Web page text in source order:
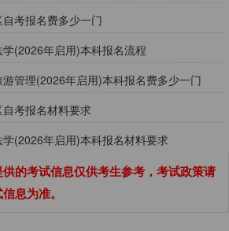
考报名费多少一门
(2026年启用)本科报名流程
管理(2026年启用)本科报名费多少一门
考报名材料要求
(2026年启用)本科报名材料要求
的考试信息仅供考生参考，考试政策请
息为准。